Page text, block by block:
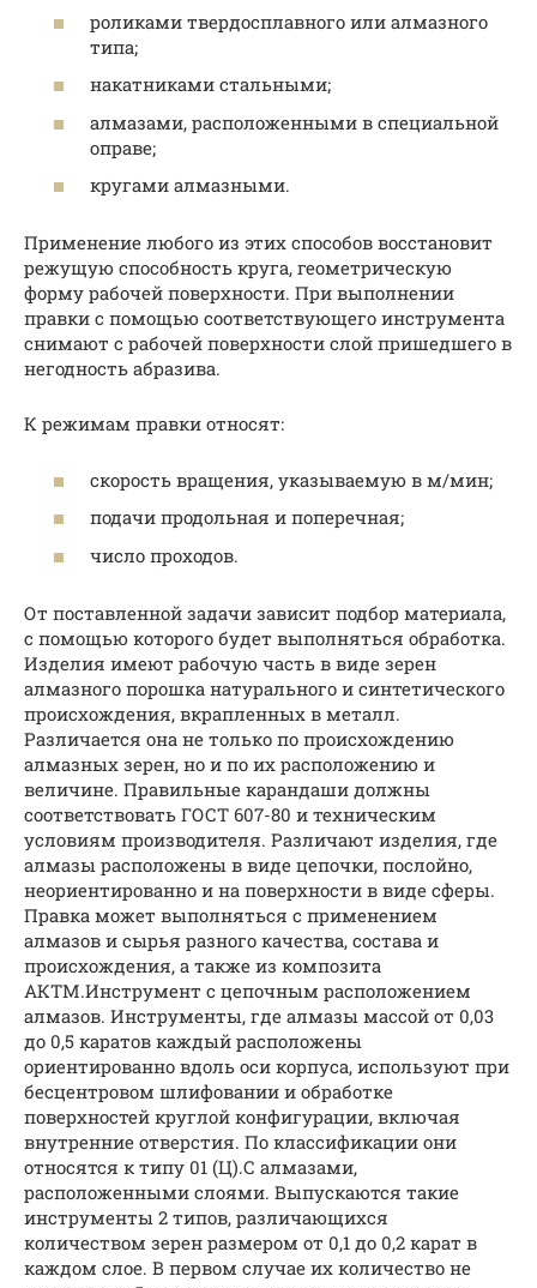
роликами твердосплавного или алмазного
типа;
накатниками стальными;
алмазами, расположенными в специальной
оправе;
кругами алмазными.
Применение любого из этих способов восстановит
режущую способность круга, геометрическую
форму рабочей поверхности. При выполнении
правки с помощью соответствующего инструмента
снимают с рабочей поверхности слой пришедшего в
негодность абразива.
К режимам правки относят:
скорость вращения, указываемую в м/мин;
подачи продольная и поперечная;
число проходов.
От поставленной задачи зависит подбор материала,
с помощью которого будет выполняться обработка.
Изделия имеют рабочую часть в виде зерен
алмазного порошка натурального и синтетического
происхождения, вкрапленных в металл.
Различается она не только по происхождению
алмазных зерен, но и по их расположению и
величине. Правильные карандаши должны
соответствовать ГОСТ 607-80 и техническим
условиям производителя. Различают изделия, где
алмазы расположены в виде цепочки, послойно,
неориентированно и на поверхности в виде сферы.
Правка может выполняться с применением
алмазов и сырья разного качества, состава и
происхождения, а также из композита
АКТМ.Инструмент с цепочным расположением
алмазов. Инструменты, где алмазы массой от 0,03
до 0,5 каратов каждый расположены
ориентированно вдоль оси корпуса, используют при
бесцентровом шлифовании и обработке
поверхностей круглой конфигурации, включая
внутренние отверстия. По классификации они
относятся к типу 01 (Ц).С алмазами,
расположенными слоями. Выпускаются такие
инструменты 2 типов, различающихся
количеством зерен размером от 0,1 до 0,2 карат в
каждом слое. В первом случае их количество не